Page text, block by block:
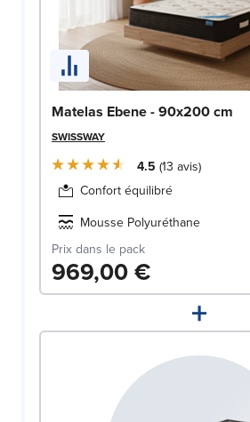
Matelas Ebene - 90x200 cm
SWISSWAY
4.5 13 avis
Confort équilibré
Mousse Polyuréthane
Prix dans le pack
969,00 €
+